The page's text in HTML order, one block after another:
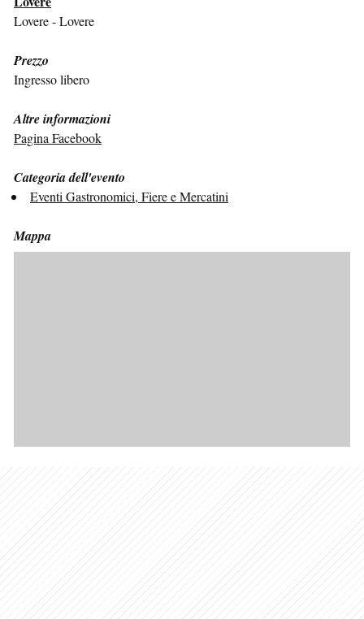
Lovere - Lovere
Prezzo
Ingresso libero
Altre informazioni
Pagina Facebook
Categoria dell'evento
Eventi Gastronomici, Fiere e Mercatini
Mappa